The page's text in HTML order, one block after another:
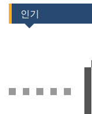
인기